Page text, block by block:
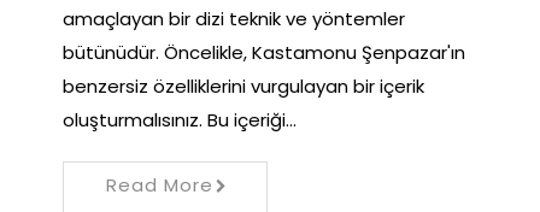
amaçlayan bir dizi teknik ve yöntemler
bütünüdür. Öncelikle, Kastamonu Şenpazar'ın
benzersiz özelliklerini vurgulayan bir içerik
oluşturmalısınız. Bu içeriği…
Read More